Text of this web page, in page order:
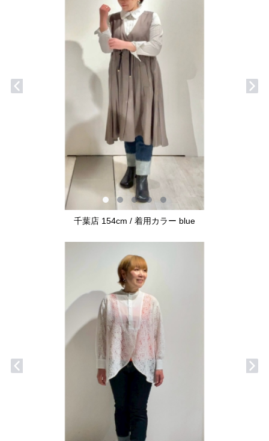
千葉店 154cm / 着用カラー blue